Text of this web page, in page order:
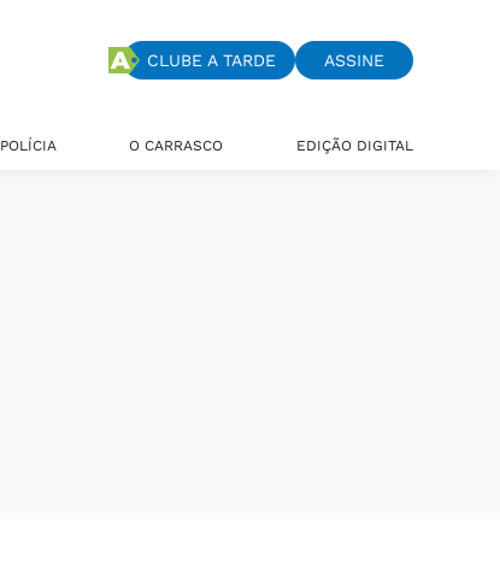
CLUBE A TARDE ASSINE
POLÍCIA O CARRASCO EDIÇÃO DIGITAL